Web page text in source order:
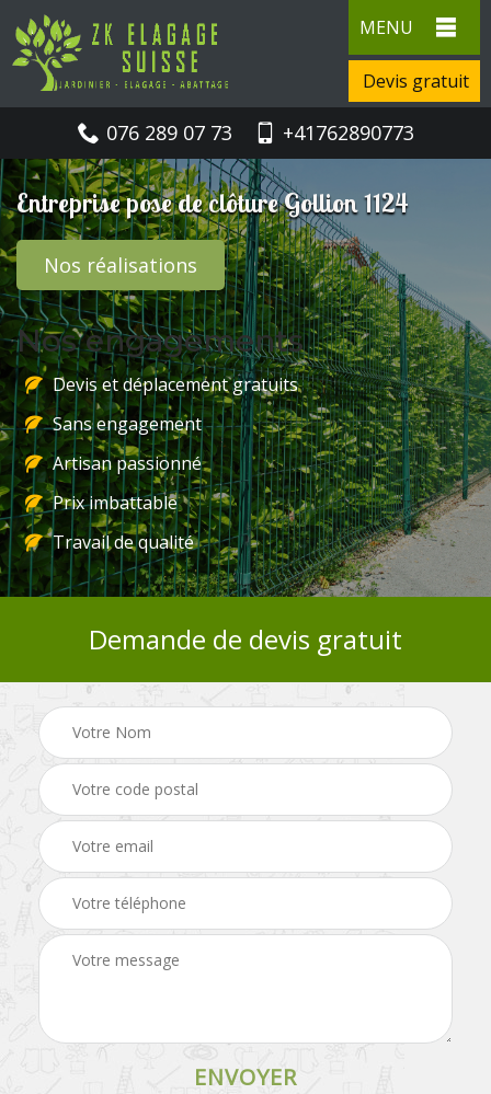
MENU
Devis gratuit
076 289 07 73 +41762890773
Entreprise pose de clôture Gollion 1124
Nos réalisations
Nos engagements
Devis et déplacement gratuits
Sans engagement
Artisan passionné
Prix imbattable
Travail de qualité
Demande de devis gratuit